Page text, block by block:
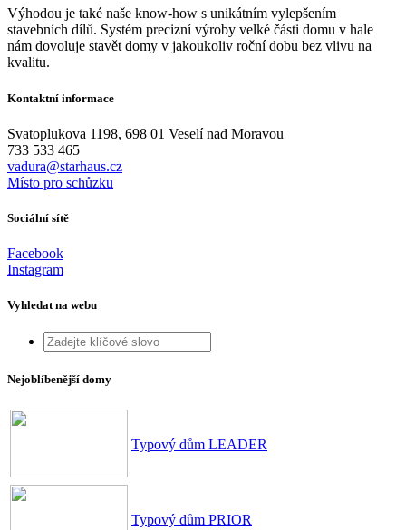
Výhodou je také naše know-how s unikátním vylepšením
stavebních dílů. Systém precizní výroby velké části domu v hale
nám dovoluje stavět domy v jakoukoliv roční dobu bez vlivu na
kvalitu.
Kontaktní informace
Svatoplukova 1198, 698 01 Veselí nad Moravou
733 533 465
vadura@starhaus.cz
Místo pro schůzku
Sociální sítě
Facebook
Instagram
Vyhledat na webu
Nejoblíbenější domy
Typový dům LEADER
Typový dům PRIOR